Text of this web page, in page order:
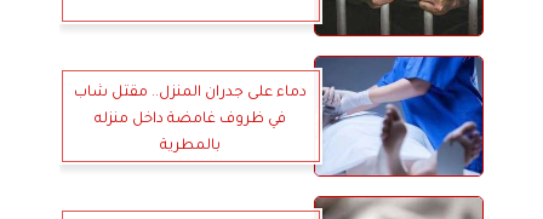
دماء على جدران المنزل.. مقتل شاب
في ظروف غامضة داخل منزله
بالمطرية